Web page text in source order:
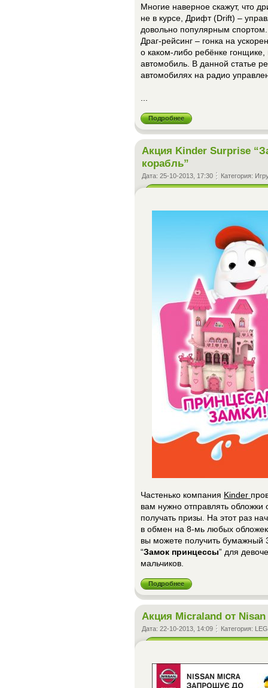
Многие наверное скажут, что
не в курсе, Дрифт (Drift) –
довольно популярным
Драг-рейсинг – гонка на
о каком-либо ребёнке
автомобиль. В данной статье
автомобилях на радио
Подробнее
Акция Kinder Surprise
корабль”
Дата: 25-10-2013, 17:30 Категория:
Частенько компания Kinder
вам нужно отправлять
получать призы. На этот раз
в обмен на 8-мь любых
вы можете получить бумажный
“Замок принцессы” для
мальчиков.
Подробнее
Акция Micraland от
Дата: 22-10-2013, 14:09 Категория: